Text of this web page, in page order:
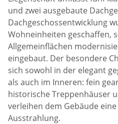
und zwei ausgebaute
Dachgeschossentwicklung
Wohneinheiten geschaffen,
Allgemeinflächen
eingebaut. Der besondere
sich sowohl in der elegant
als auch im Inneren: fein
historische Treppenhäuser
verleihen dem Gebäude
Ausstrahlung.